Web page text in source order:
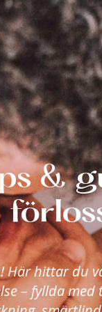
&
Här hittar du
– fyllda